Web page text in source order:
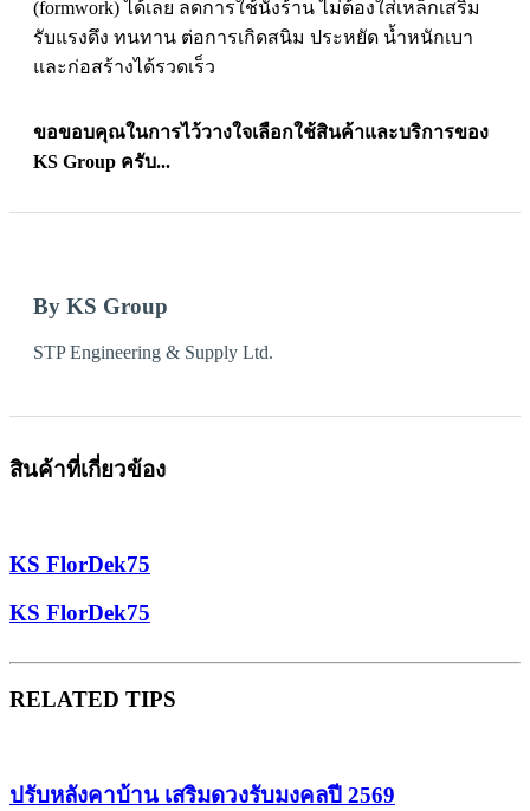
(formwork) ได้เลย ลดการใช้นั่งร้าน ไม่ต้องใส่เหล็กเสริม
รับแรงดึง ทนทาน ต่อการเกิดสนิม ประหยัด น้ำหนักเบา
และก่อสร้างได้รวดเร็ว
ขอขอบคุณในการไว้วางใจเลือกใช้สินค้าและบริการของ
KS Group ครับ...
By KS Group
STP Engineering & Supply Ltd.
สินค้าที่เกี่ยวข้อง
KS FlorDek75
KS FlorDek75
RELATED TIPS
ปรับหลังคาบ้าน เสริมดวงรับมงคลปี 2569